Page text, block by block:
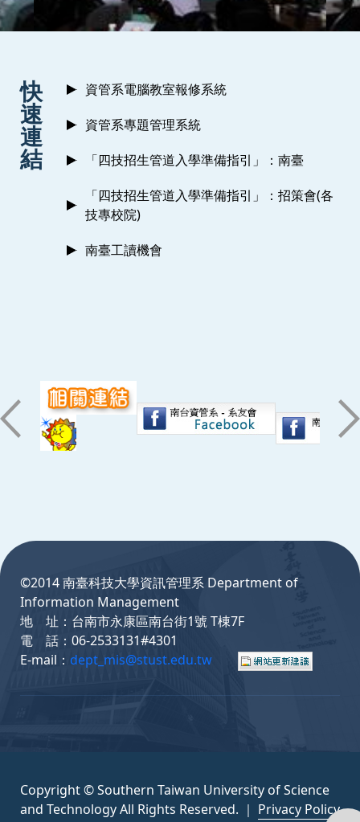
快
速
連
結
資管系電腦教室報修系統
資管系專題管理系統
「四技招生管道入學準備指引」：南臺
「四技招生管道入學準備指引」：招策會(各
技專校院)
南臺工讀機會
©2014 南臺科技大學資訊管理系 Department of
Information Management
地 址：台南市永康區南台街1號 T棟7F
電 話：06-2533131#4301
E-mail： dept_mis@stust.edu.tw
Copyright © Southern Taiwan University of Science
and Technology All Rights Reserved. ｜ Privacy Policy